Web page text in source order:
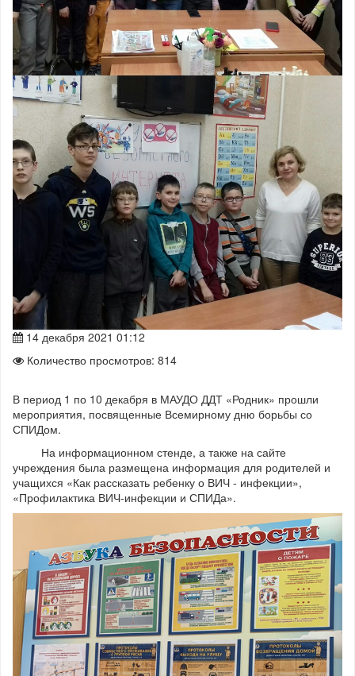
14 декабря 2021 01:12
Количество просмотров: 814
В период 1 по 10 декабря в МАУДО ДДТ «Родник» прошли
мероприятия, посвященные Всемирному дню борьбы со
СПИДом.
На информационном стенде, а также на сайте
учреждения была размещена информация для родителей и
учащихся «Как рассказать ребенку о ВИЧ - инфекции»,
«Профилактика ВИЧ-инфекции и СПИДа».